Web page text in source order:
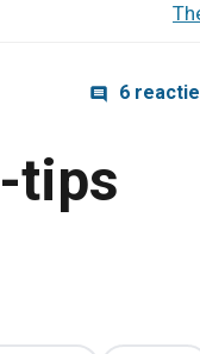
6
tips